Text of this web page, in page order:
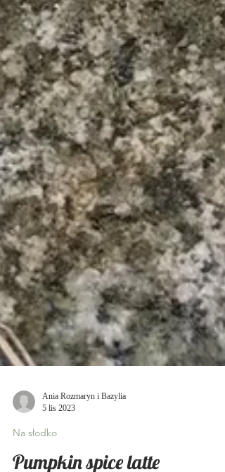
Ania Rozmaryn i Bazylia